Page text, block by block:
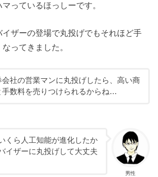
っているほっしーです。
ザーの登場で丸投げでもそれほど手
ってきました。
会社の営業マンに丸投げしたら、高い商
手数料を売りつけられるからね…
男性
くら人工知能が進化したか
イザーに丸投げして大丈夫